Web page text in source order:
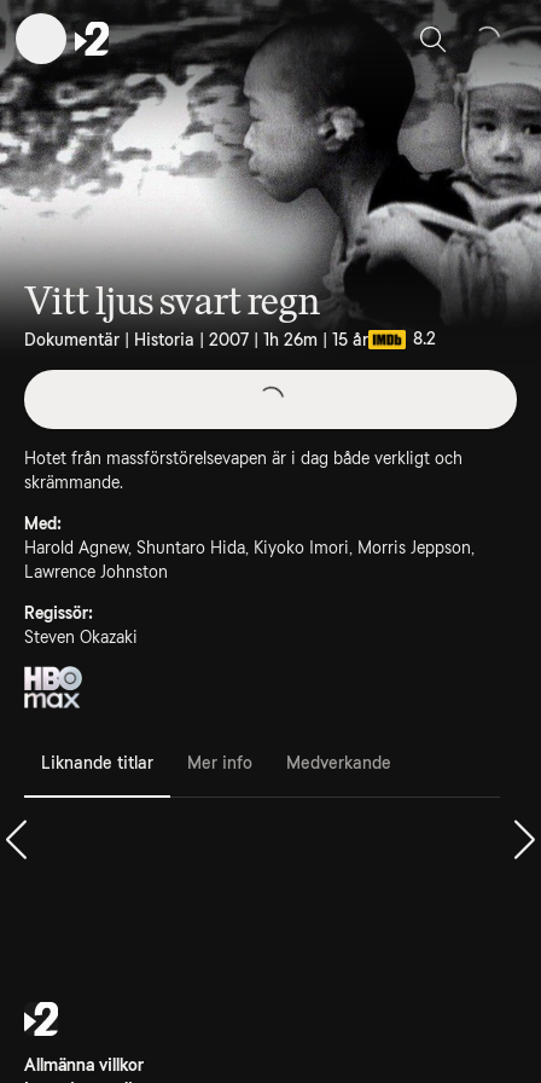
Sök
Vitt ljus svart regn
Dokumentär | Historia | 2007 | 1h 26m | 15 år 8.2
Hotet från massförstörelsevapen är i dag både verkligt och
skrämmande.
Med:
Harold Agnew, Shuntaro Hida, Kiyoko Imori, Morris Jeppson,
Lawrence Johnston
Regissör:
Steven Okazaki
Liknande titlar Mer info Medverkande
Allmänna villkor